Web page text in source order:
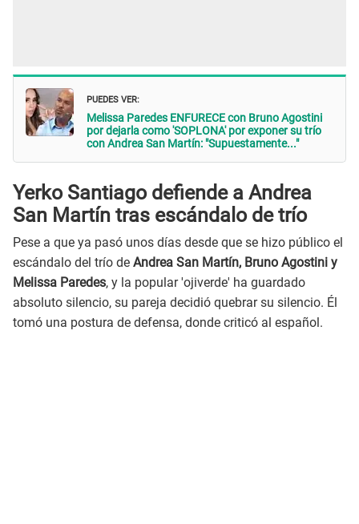
PUEDES VER:
Melissa Paredes ENFURECE con Bruno Agostini
por dejarla como 'SOPLONA' por exponer su trío
con Andrea San Martín: "Supuestamente..."
Yerko Santiago defiende a Andrea
San Martín tras escándalo de trío
Pese a que ya pasó unos días desde que se hizo público el
escándalo del trío de Andrea San Martín, Bruno Agostini y
Melissa Paredes, y la popular 'ojiverde' ha guardado
absoluto silencio, su pareja decidió quebrar su silencio. Él
tomó una postura de defensa, donde criticó al español.